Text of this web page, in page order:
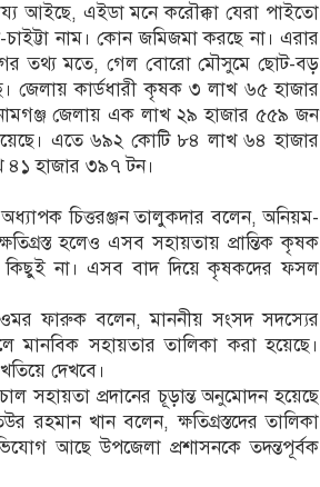
আইছে, এইডা মনে করৌক্কা যেরা পাইতো
নাম। কোন জমিজমা করছে না। এরার
তথ্য মতে, গেল বোরো মৌসুমে ছোট-বড়
জেলায় কার্ডধারী কৃষক ৩ লাখ ৬৫ হাজার
জেলায় এক লাখ ২৯ হাজার ৫৫৯ জন
এতে ৬৯২ কোটি ৮৪ লাখ ৬৪ হাজার
৪১ হাজার ৩৯৭ টন।
চিত্তরঞ্জন তালুকদার বলেন, অনিয়ম-
হলেও এসব সহায়তায় প্রান্তিক কৃষক
কিছুই না। এসব বাদ দিয়ে কৃষকদের ফসল
ওমর ফারুক বলেন, মাননীয় সংসদ সদস্যের
মানবিক সহায়তার তালিকা করা হয়েছে।
দেখবে।
সহায়তা প্রদানের চূড়ান্ত অনুমোদন হয়েছে
রহমান খান বলেন, ক্ষতিগ্রস্তদের তালিকা
আছে উপজেলা প্রশাসনকে তদন্তপূর্বক